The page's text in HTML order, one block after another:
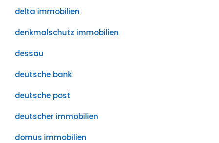
delta immobilien
denkmalschutz immobilien
dessau
deutsche bank
deutsche post
deutscher immobilien
domus immobilien